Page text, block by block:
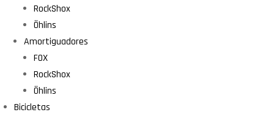
RockShox
Öhlins
Amortiguadores
FOX
RockShox
Öhlins
Bicicletas